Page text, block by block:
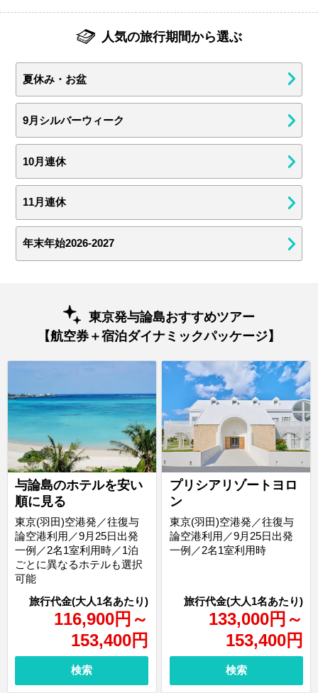
人気の旅行期間から選ぶ
夏休み・お盆
9月シルバーウィーク
10月連休
11月連休
年末年始2026-2027
東京発与論島おすすめツアー
【航空券＋宿泊ダイナミックパッケージ】
与論島のホテルを安い
順に見る
116,900円 ～
153,400円
東京(羽田)空港発／往復与
論空港利用／9月25日出発
一例／2名1室利用時／1泊
ごとに異なるホテルも選択
可能
検索
プリシアリゾートヨロ
ン
133,000円 ～
153,400円
東京(羽田)空港発／往復与
論空港利用／9月25日出発
一例／2名1室利用時
検索